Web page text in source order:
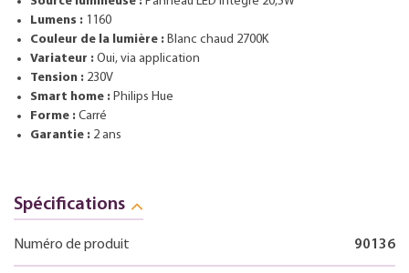
Lumens : 1160
Couleur de la lumière : Blanc chaud 2700K
Variateur : Oui, via application
Tension : 230V
Smart home : Philips Hue
Forme : Carré
Garantie : 2 ans
Spécifications
Numéro de produit 90136